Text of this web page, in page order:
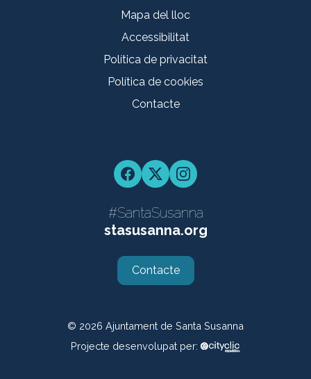
Mapa del lloc
Accessibilitat
Política de privacitat
Política de cookies
Contacte
Facebook
TwitterInstagram
#SantaSusanna
stasusanna.org
Contacte
© 2026 Ajuntament de Santa Susanna
Projecte desenvolupat per: